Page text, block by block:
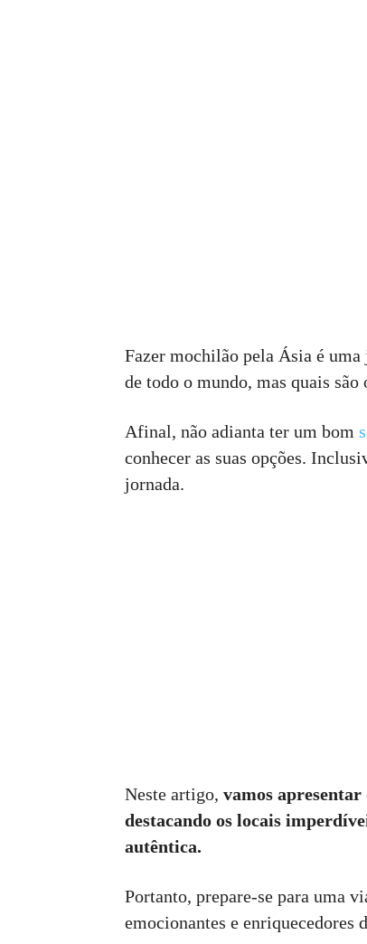
Fazer mochilão pela Ásia é uma
de todo o mundo, mas quais são
Afinal, não adianta ter um bom
conhecer as suas opções.
jornada.
Neste artigo, vamos apresentar
destacando os locais
autêntica.
Portanto, prepare-se para uma
emocionantes e